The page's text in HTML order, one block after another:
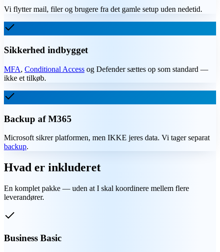
Vi flytter mail, filer og brugere fra det gamle setup uden nedetid.
Sikkerhed indbygget
MFA, Conditional Access og Defender sættes op som standard —
ikke et tilkøb.
Backup af M365
Microsoft sikrer platformen, men IKKE jeres data. Vi tager separat
backup.
Hvad er inkluderet
En komplet pakke — uden at I skal koordinere mellem flere
leverandører.
Business Basic